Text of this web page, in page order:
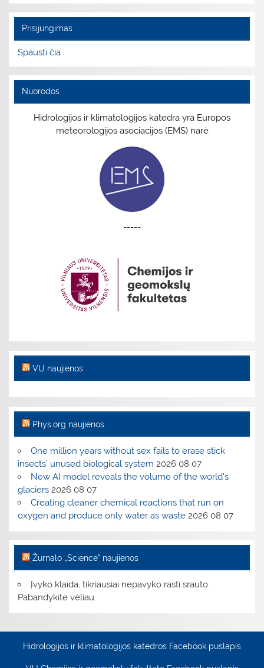
Prisijungimas
Spausti čia
Nuorodos
Hidrologijos ir klimatologijos katedra yra Europos
meteorologijos asociacijos (EMS) narė
-----
VU naujienos
Phys.org naujienos
One million years without sex fails to erase stick
insects' unused biological system 2026 08 07
New AI model reveals the volume of the world's
glaciers 2026 08 07
Creating cleaner chemical reactions that run on
oxygen and produce only water as waste 2026 08 07
Žurnalo „Science” naujienos
Įvyko klaida, tikriausiai nepavyko rasti srauto.
Pabandykite vėliau.
Hidrologijos ir klimatologijos katedros Facebook puslapis